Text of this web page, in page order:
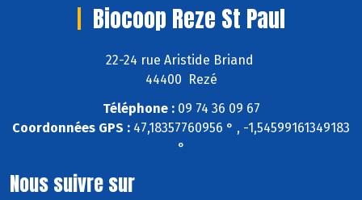
Biocoop Reze St Paul
22-24 rue Aristide Briand
44400 Rezé
Téléphone :09 74 36 09 67
Coordonnées GPS : 47,18357760956 ° , -1,54599161349183
°
Nous suivre sur